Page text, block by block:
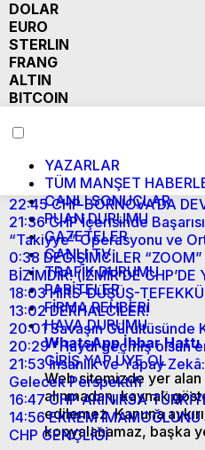
DOLAR
EURO
STERLIN
FRANG
ALTIN
BITCOIN
YAZARLAR
TÜM MANŞET
CANLI SONUÇLAR
PUAN DURUMU
GAZETELER
CANLI TV
TRAFİK DURUMU
PARİTELER
FİRMA REHBERİ
HAVA DURUMU
WhatsApp İhbar Hattı
GİRİŞ YAP ÜYE OL
Web sitemizde yer
alınmadan, kaynak
edilemez. Kanuna
kopyalanamaz, başka
22:45 CHP BORNOVA’DA
21:36 CHP İçerisinde
“Takiyye” Operasyonu ve
0:38 DEĞİŞİMCİLER
BİZİMDİR! (İZMİR’DE
18:03 HIRS-DÜŞÜŞ-
13:02 DERHALCİLER!
20:01 Savaşın Gürültüsünde
20:29 “Haydi geçmiş olsun
21:53 İnsanlık ve Yapay
Gelecek Perspektifi
16:47 CHP ARINIRSA
14:56 EKREM
CHP GENÇLİĞİ